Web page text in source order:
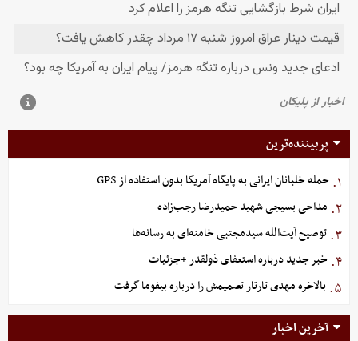
پربیننده‌ترین
۱. حمله خلبانان ایرانی به پایگاه آمریکا بدون استفاده از GPS
۲. مداحی بسیجی شهید حمیدرضا رجب‌زاده
۳. توصیح آیت‌الله سیدمجتبی خامنه‌ای به رسانه‌ها
۴. خبر جدید درباره استعفای ذولقدر +جزئیات
۵. بالاخره مهدی تارتار تصمیمش را درباره بیفوما گرفت
آخرین اخبار